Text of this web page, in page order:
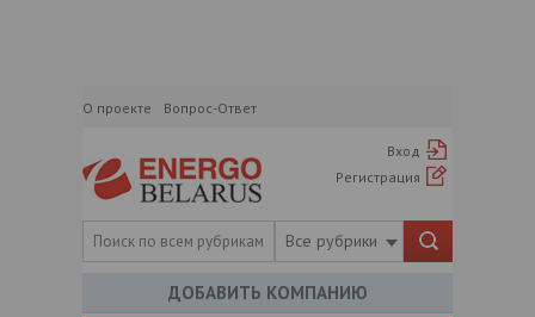
О проекте Вопрос-Ответ
Вход
Регистрация
Все рубрики
ДОБАВИТЬ КОМПАНИЮ